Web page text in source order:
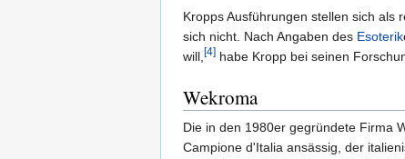
Kropps Ausführungen stellen sich als
sich nicht. Nach Angaben des Esoterik
will,[4] habe Kropp bei seinen
Wekroma
Die in den 1980er gegründete Firma
Campione d'Italia ansässig, der